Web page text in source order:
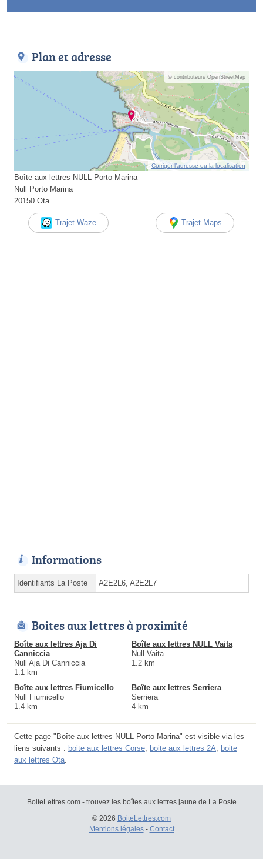
Plan et adresse
© contributeurs OpenStreetMap
Corriger l’adresse ou la localisation
Boîte aux lettres NULL Porto Marina
Null Porto Marina
20150 Ota
Trajet Waze Trajet Maps
Informations
Identifiants La Poste A2E2L6, A2E2L7
Boites aux lettres à proximité
Boîte aux lettres Aja Di
Canniccia
Null Aja Di Canniccia
1.1 km
Boîte aux lettres NULL Vaita
Null Vaita
1.2 km
Boîte aux lettres Fiumicello
Null Fiumicello
1.4 km
Boîte aux lettres Serriera
Serriera
4 km
Cette page "Boîte aux lettres NULL Porto Marina" est visible via les
liens suivants : boite aux lettres Corse boite aux lettres 2A
boite
aux lettres Ota
BoiteLettres.com - trouvez les boîtes aux lettres jaune de La Poste
© 2026 BoiteLettres.com
Mentions légales- Contact